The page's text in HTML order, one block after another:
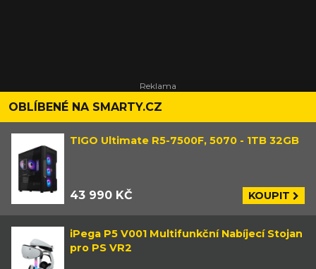
OBLÍBENÉ NA SMARTY.CZ
TIGO Ultimate R5-7500F, 5070 - 1TB 32GB
43 990 KČ KOUPIT
iPega P5 V001 Multifunkční Nabíjecí Stojan
pro PS VR2